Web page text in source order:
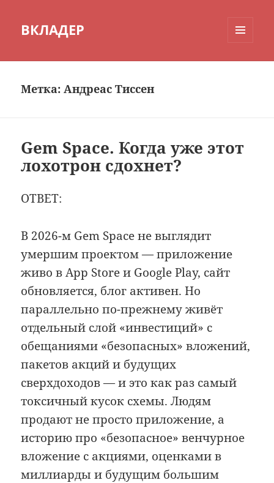
ВКЛАДЕР
Метка:Андреас Тиссен
Gem Space. Когда уже этот
лохотрон сдохнет?
ОТВЕТ:
В 2026-м Gem Space не выглядит
умершим проектом — приложение
живо в App Store и Google Play, сайт
обновляется, блог активен. Но
параллельно по-прежнему живёт
отдельный слой «инвестиций» с
обещаниями «безопасных» вложений,
пакетов акций и будущих
сверхдоходов — и это как раз самый
токсичный кусок схемы. Людям
продают не просто приложение, а
историю про «безопасное» венчурное
вложение с акциями, оценками в
миллиарды и будущим большим